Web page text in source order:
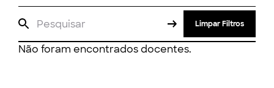
Limpar Filtros
Não foram encontrados docentes.